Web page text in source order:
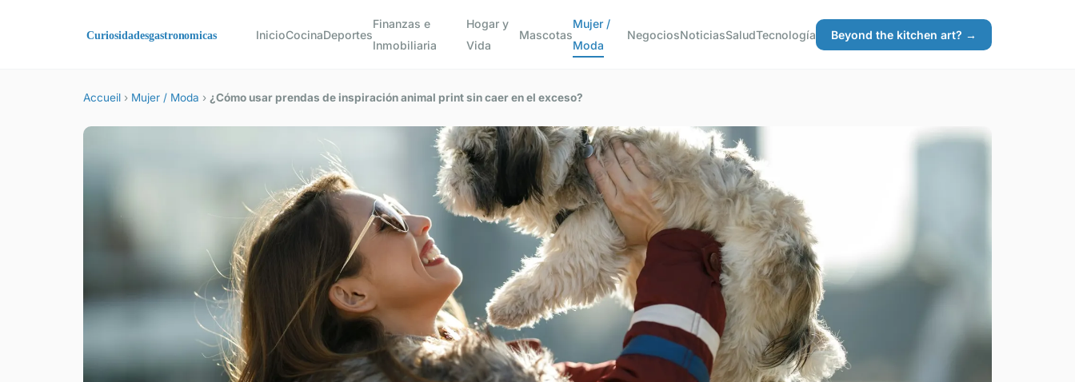
InicioCocinaDeportes
Finanzas e
Inmobiliaria
Hogar y
Vida
Mascotas
Mujer /
Moda
NegociosNoticiasSaludTecnología Beyond the kitchen art? →
Accueil › Mujer / Moda › ¿Cómo usar prendas de inspiración animal print sin caer en el exceso?